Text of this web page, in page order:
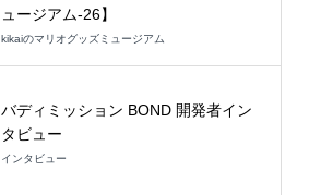
ュージアム-26】
kikaiのマリオグッズミュージアム
バディミッション BOND 開発者イン
タビュー
インタビュー